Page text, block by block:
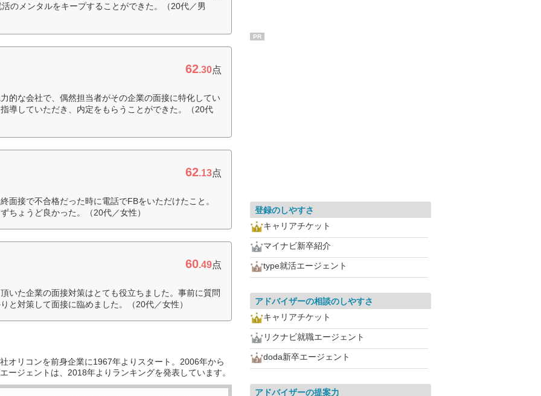
のメンタルをキープすることができた。（20代／男
62.30点
的な会社で、偶然担当者がその企業の面接に特化してい
導していただき、内定をもらうことができた。（20代
62.13点
面接で不合格だった時に電話でFBをいただけたこと。
ちょうど良かった。（20代／女性）
60.49点
いた企業の面接対策はとても役立ちました。事前に質問
と対策して面接に臨めました。（20代／女性）
オリコンを前身企業に1967年よりスタート。2006年から
ージェントは、2018年よりランキングを発表しています。
PR
登録のしやすさ
キャリアチケット
マイナビ新卒紹介
type就活エージェント
アドバイザーの相談のしやすさ
キャリアチケット
リクナビ就職エージェント
doda新卒エージェント
アドバイザーの提案力